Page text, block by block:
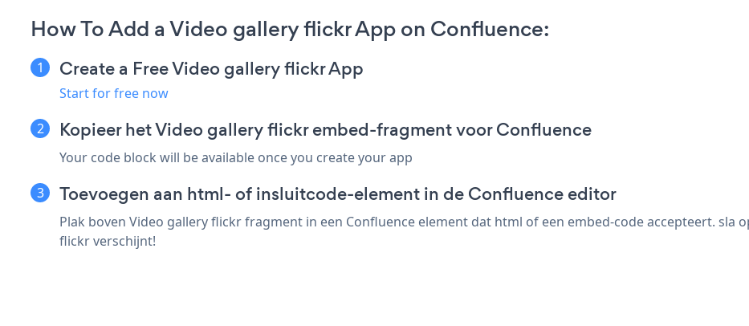
How To Add a Video gallery flickr App on Confluence:
Create a Free Video gallery flickr App
Start for free now
Kopieer het Video gallery flickr embed-fragment voor Confluence
Your code block will be available once you create your app
Toevoegen aan html- of insluitcode-element in de Confluence editor
Plak boven Video gallery flickr fragment in een Confluence element dat html of een embed-code accepteert. sla
flickr verschijnt!